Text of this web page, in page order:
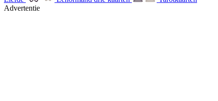
Advertentie